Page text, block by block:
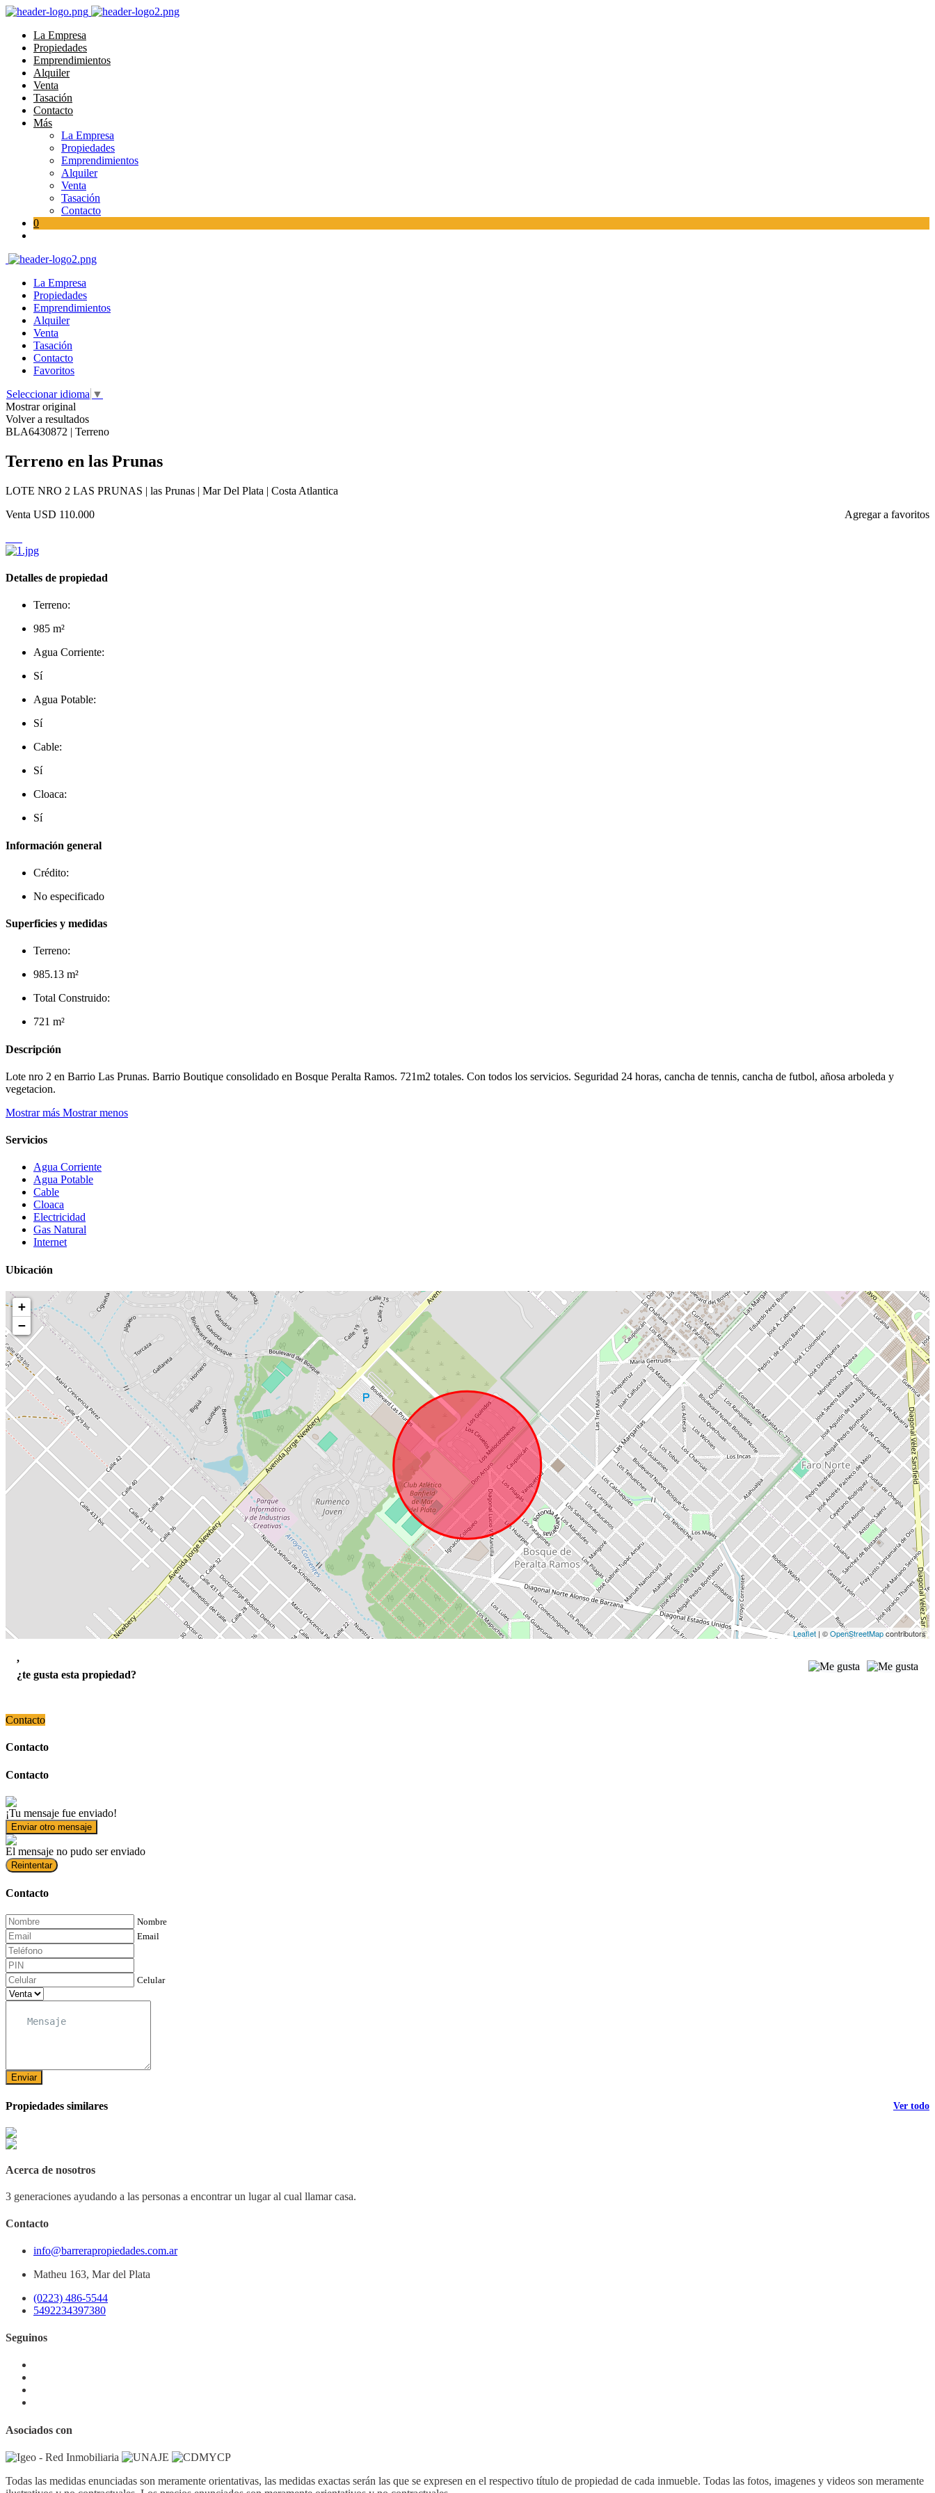
La Empresa
Propiedades
Emprendimientos
Alquiler
Venta
Tasación
Contacto
Más
La Empresa
Propiedades
Emprendimientos
Alquiler
Venta
Tasación
Contacto
0
La Empresa
Propiedades
Emprendimientos
Alquiler
Venta
Tasación
Contacto
Favoritos
Seleccionar idioma ▼
Mostrar original
Volver a resultados
BLA6430872 | Terreno
Terreno en las Prunas
LOTE NRO 2 LAS PRUNAS | las Prunas | Mar Del Plata | Costa Atlantica
Agregar a favoritos
Venta USD 110.000
Detalles de propiedad
Terreno:
985 m²
Agua Corriente:
Sí
Agua Potable:
Sí
Cable:
Sí
Cloaca:
Sí
Información general
Crédito:
No especificado
Superficies y medidas
Terreno:
985.13 m²
Total Construido:
721 m²
Descripción
Lote nro 2 en Barrio Las Prunas. Barrio Boutique consolidado en Bosque Peralta Ramos. 721m2 totales. Con todos los servicios. Seguridad 24 horas, cancha de tennis, cancha de futbol, añosa arboleda y
vegetacion.
Mostrar más Mostrar menos
Servicios
Agua Corriente
Agua Potable
Cable
Cloaca
Electricidad
Gas Natural
Internet
Ubicación
+
−
Leaflet | ©OpenStreetMapcontributors
,
¿te gusta esta propiedad?
Contacto
Contacto
Contacto
¡Tu mensaje fue enviado!
Enviar otro mensaje
El mensaje no pudo ser enviado
Reintentar
Contacto
Nombre
Email
Celular
Enviar
Propiedades similares Ver todo
Acerca de nosotros
3 generaciones ayudando a las personas a encontrar un lugar al cual llamar casa.
Contacto
info@barrerapropiedades.com.ar
Matheu 163, Mar del Plata
(0223) 486-5544
5492234397380
Seguinos
Asociados con
Todas las medidas enunciadas son meramente orientativas, las medidas exactas serán las que se expresen en el respectivo título de propiedad de cada inmueble. Todas las fotos, imagenes y videos son meramente